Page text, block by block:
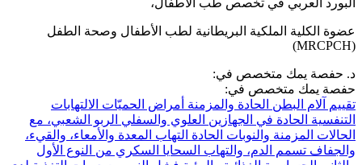
عضوة الكلية الملكية البريطانية لطب الأطفال وصحة الطفل
(MRCPCH)
د. حفصة يمك متخصص في:
حفصة يمك متخصص في:
تقييم آلام البطن الحادة والمزمنة أمراض الحميّات الالتهابات
التنفسية الحادة في الجهازين العلوي والسفلي الربو الشعبي، مع
الحالات المزمنة والنوبات الحادة التهاب المعدة والأمعاء، والقيء،
والجفاف تسمم الدم، والتهاب السحايا السكري من النوع الأول